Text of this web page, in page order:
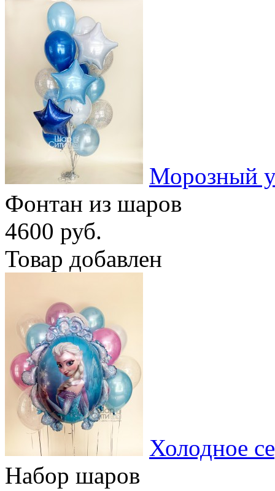
Морозный
Фонтан из шаров
4600 руб.
Товар добавлен
Холодное
Набор шаров